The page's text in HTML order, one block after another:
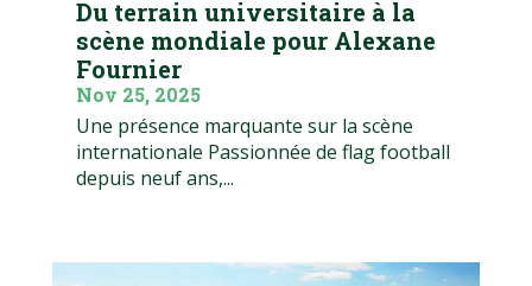
Du terrain universitaire à la
scène mondiale pour Alexane
Fournier
Nov 25, 2025
Une présence marquante sur la scène
internationale Passionnée de flag football
depuis neuf ans,...